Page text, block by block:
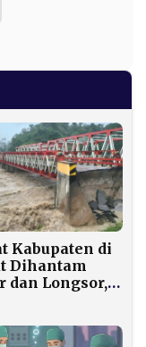
Kabupaten di
Dihantam
dan Longsor,
Lebat Sejam